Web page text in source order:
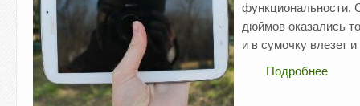
функциональности.
дюймов оказались
и в сумочку влезет
Подробнее